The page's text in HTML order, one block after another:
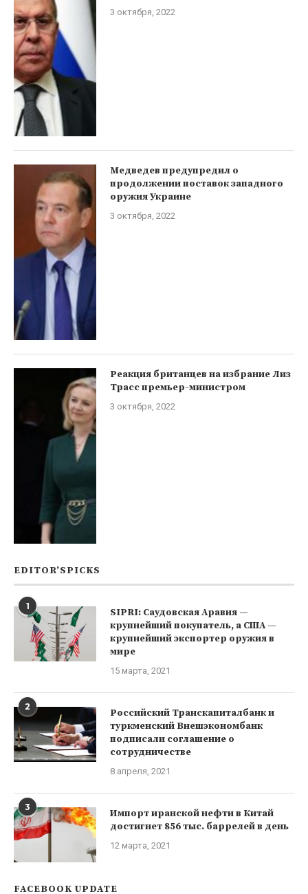
3 октября, 2022
Медведев предупредил о
продолжении поставок западного
оружия Украине
3 октября, 2022
Реакция британцев на избрание Лиз
Трасс премьер-министром
3 октября, 2022
EDITOR’SPICKS
1
SIPRI: Саудовская Аравия —
крупнейший покупатель, а США —
крупнейший экспортер оружия в
мире
15 марта, 2021
2
Российский Транскапиталбанк и
туркменский Внешэкономбанк
подписали соглашение о
сотрудничестве
8 апреля, 2021
3
Импорт иранской нефти в Китай
достигнет 856 тыс. баррелей в день
12 марта, 2021
FACEBOOK UPDATE